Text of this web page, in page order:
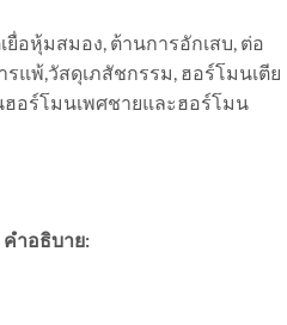
อหุ้มสมอง, ต้านการอักเสบ, ต่อ
แพ้,วัสดุเภสัชกรรม, ฮอร์โมนเตีย
ฮอร์โมนเพศชายและฮอร์โมน
คำอธิบาย: